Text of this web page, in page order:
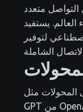
متعدد
يستفيد
لتوفير
المحولات مثل
GPT من OpenAI و BERT من Google ثورة في الترجمة.